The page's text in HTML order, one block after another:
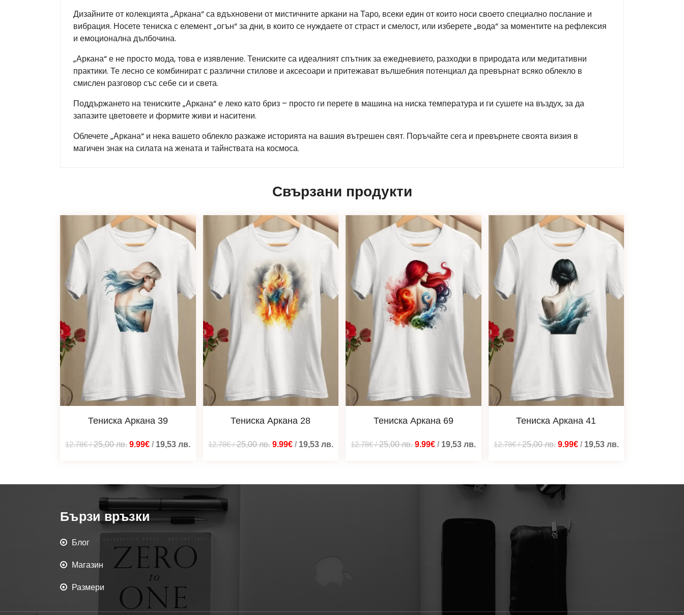
Дизайните от колекцията „Аркана“ са вдъхновени от мистичните аркани на Таро, всеки един от които носи своето специално послание и
вибрация. Носете тениска с елемент „огън“ за дни, в които се нуждаете от страст и смелост, или изберете „вода“ за моментите на рефлексия
и емоционална дълбочина.
„Аркана“ е не просто мода, това е изявление. Тениските са идеалният спътник за ежедневието, разходки в природата или медитативни
практики. Те лесно се комбинират с различни стилове и аксесоари и притежават вълшебния потенциал да превърнат всяко облекло в
смислен разговор със себе си и света.
Поддържането на тениските „Аркана“ е леко като бриз – просто ги перете в машина на ниска температура и ги сушете на въздух, за да
запазите цветовете и формите живи и наситени.
Облечете „Аркана“ и нека вашето облекло разкаже историята на вашия вътрешен свят. Поръчайте сега и превърнете своята визия в
магичен знак на силата на жената и тайнствата на космоса.
Свързани продукти
Тениска Аркана 39
12.78€/25,00лв. 9.99€ / 19,53лв.
Тениска Аркана 28
12.78€/25,00лв. 9.99€/ 19,53 лв.
Тениска Аркана 69
12.78€/25,00лв. 9.99€ / 19,53лв.
Тениска Аркана 41
12.78€/25,00лв. 9.99€/ 19,53 лв.
Бързи връзки
Блог
Магазин
Размери